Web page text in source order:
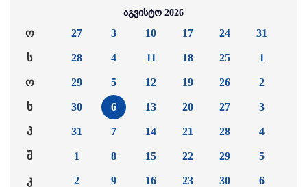
აგვისტო 2026
ო
ს
ო
ხ
პ
შ
კ
27
28
29
30
31
1
2
3
4
5
6
7
8
9
10
11
12
13
14
15
16
17
18
19
20
21
22
23
24
25
26
27
28
29
30
31
1
2
3
4
5
6